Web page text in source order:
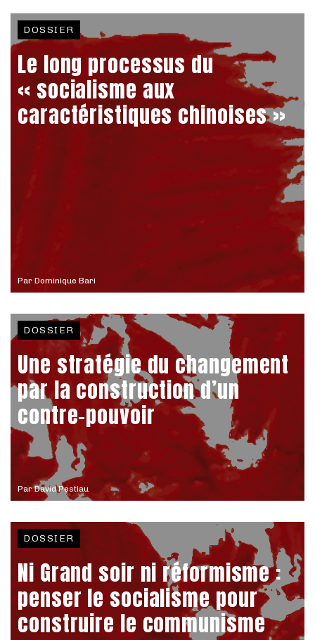
Par Dominique Bari
DOSSIER
Le long processus du
« socialisme aux
caractéristiques chinoises »
ParDavid Pestiau
DOSSIER
Une stratégie du changement
par la construction d’un
contre-pouvoir
DOSSIER
Ni Grand soir ni réformisme :
penser le socialisme pour
construire le communisme